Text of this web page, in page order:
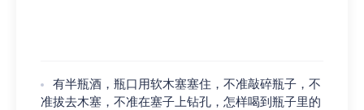
有半瓶酒，瓶口用软木塞塞住，不准敲碎瓶子，不
准拔去木塞，不准在塞子上钻孔，怎样喝到瓶子里的